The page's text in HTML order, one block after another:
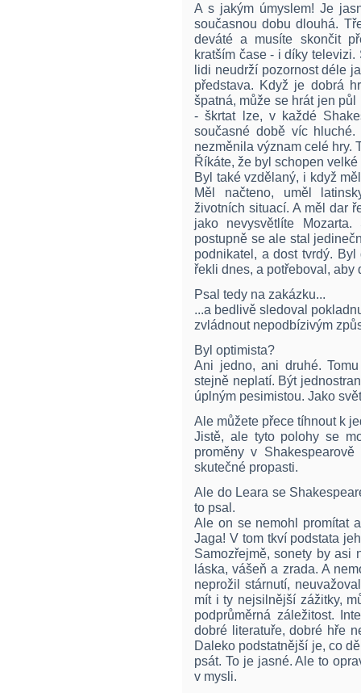
A s jakým úmyslem! Je
současnou dobu dlouhá.
deváté a musíte skončit
kratším čase - i díky
lidi neudrží pozornost déle
představa. Když je dobrá
špatná, může se hrát jen
- škrtat lze, v každé
současné době víc
nezměnila význam celé hry.
Říkáte, že byl schopen
Byl také vzdělaný, i když
Měl načteno, uměl
životních situací. A měl dar
jako nevysvětlíte
postupně se ale stal
podnikatel, a dost tvrdý.
řekli dnes, a potřeboval, aby
Psal tedy na zakázku...
...a bedlivě sledoval
zvládnout nepodbízivým
Byl optimista?
Ani jedno, ani druhé.
stejně neplatí. Být
úplným pesimistou. Jako
Ale můžete přece tíhnout k
Jistě, ale tyto polohy se
proměny v
skutečné propasti.
Ale do Leara se
to psal.
Ale on se nemohl promítat
Jaga! V tom tkví podstata
Samozřejmě, sonety by asi
láska, vášeň a zrada. A
neprožil stárnutí,
mít i ty nejsilnější zážitky,
podprůměrná záležitost.
dobré literatuře, dobré hře
Daleko podstatnější je, co
psát. To je jasné. Ale to
v mysli.